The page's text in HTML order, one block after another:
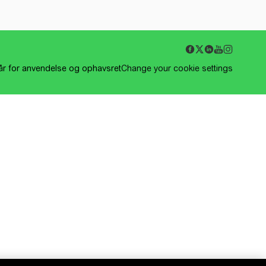
for anvendelse og ophavsretChange your cookie settings